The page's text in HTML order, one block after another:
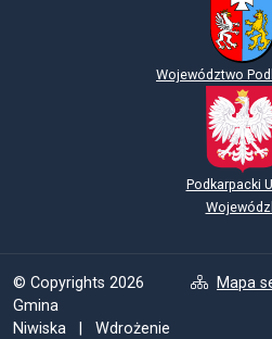
Województwo
Podkarpacki
© Copyrights 2026
Gmina
Niwiska | Wdrożenie
Mapa